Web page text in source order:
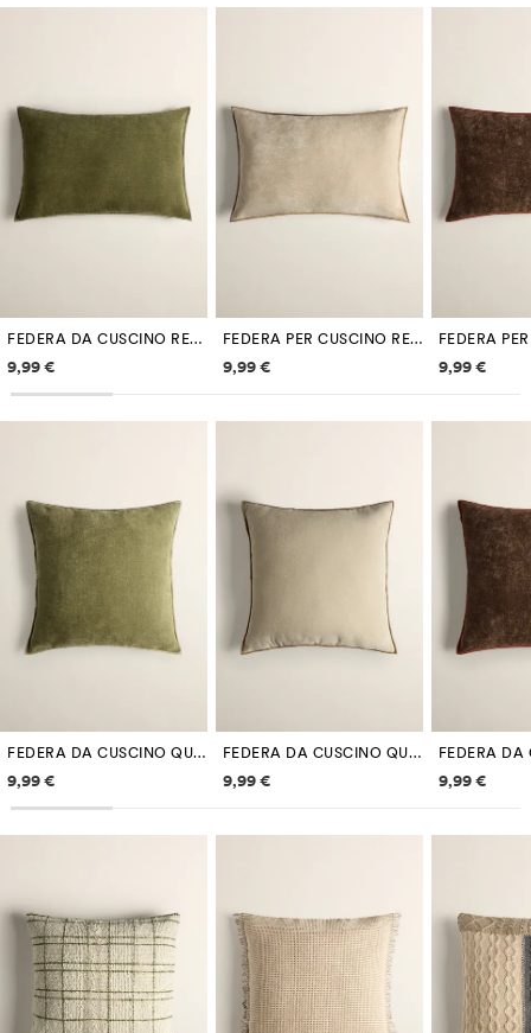
FEDERA DA CUSCINO RETTANGOLARE OVERLOCK 60 X 40 CM
Informazioni sui prezzi
9,99 €
FEDERA PER CUSCINO RETTANGOLARE OVERLOCK 60 X 40 CM
Informazioni sui prezzi
9,99 € 9,99 €
FEDERA DA CUSCINO QUADRATA OVERLOCK 50 X 50 CM
Informazioni sui prezzi
9,99 €
FEDERA DA CUSCINO QUADRATA CON OVERLOCK 50 X 50 CM
Informazioni sui prezzi
9,99 € 9,99 €